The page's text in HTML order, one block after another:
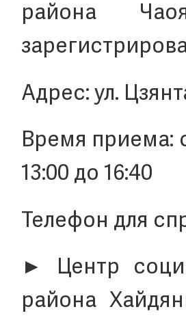
района
Адрес: ул.
Время приема:
13:00 до 16:40
Телефон для
► Центр
района